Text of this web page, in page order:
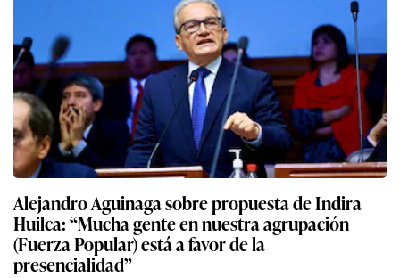
Alejandro Aguinaga sobre propuesta de Indira
Huilca: “Mucha gente en nuestra agrupación
(Fuerza Popular) está a favor de la
presencialidad”